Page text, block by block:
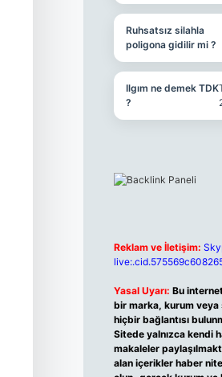
Ruhsatsız silahla
poligona gidilir mi ?
Ilgım ne demek TDK
?
Reklam ve İletişim:
Yasal Uyarı: Bu
bir marka, kurum veya
hiçbir bağlantısı
Sitede yalnızca kendi
makaleler
alan içerikler haber